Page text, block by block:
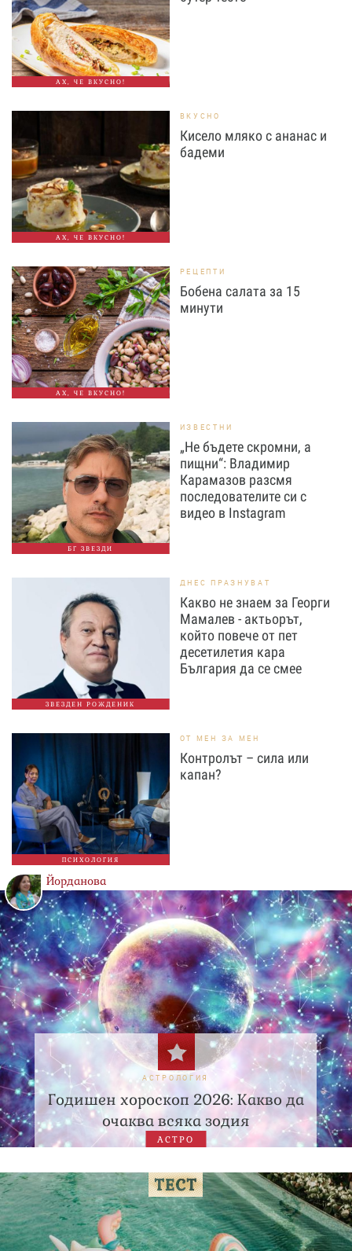
АХ, ЧЕ ВКУСНО!
АХ, ЧЕ ВКУСНО!
ВКУСНО
Кисело мляко с ананас и
бадеми
АХ, ЧЕ ВКУСНО!
РЕЦЕПТИ
Бобена салата за 15
минути
БГ ЗВЕЗДИ
ИЗВЕСТНИ
„Не бъдете скромни, а
пищни“: Владимир
Карамазов разсмя
последователите си с
видео в Instagram
ЗВЕЗДЕН РОЖДЕНИК
ДНЕС ПРАЗНУВАТ
Какво не знаем за Георги
Мамалев - актьорът,
който повече от пет
десетилетия кара
България да се смее
ПСИХОЛОГИЯ
ОТ МЕН ЗА МЕН
Контролът – сила или
капан?
Йорданова
АСТРОЛОГИЯ
Годишен хороскоп 2026: Какво да
очаква всяка зодия
АСТРО